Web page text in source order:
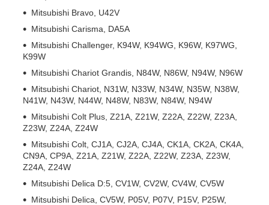
Mitsubishi Bravo, U42V
Mitsubishi Carisma, DA5A
Mitsubishi Challenger, K94W, K94WG, K96W, K97WG,
K99W
Mitsubishi Chariot Grandis, N84W, N86W, N94W, N96W
Mitsubishi Chariot, N31W, N33W, N34W, N35W, N38W,
N41W, N43W, N44W, N48W, N83W, N84W, N94W
Mitsubishi Colt Plus, Z21A, Z21W, Z22A, Z22W, Z23A,
Z23W, Z24A, Z24W
Mitsubishi Colt, CJ1A, CJ2A, CJ4A, CK1A, CK2A, CK4A,
CN9A, CP9A, Z21A, Z21W, Z22A, Z22W, Z23A, Z23W,
Z24A, Z24W
Mitsubishi Delica D:5, CV1W, CV2W, CV4W, CV5W
Mitsubishi Delica, CV5W, P05V, P07V, P15V, P25W,